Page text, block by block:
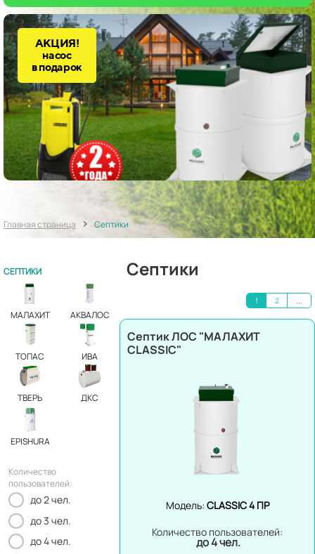
АКЦИЯ!
насос
в подарок
Главная страница > Септики
СЕПТИКИ
МАЛАХИТ
ТОПАС
ТВЕРЬ
EPISHURA
АКВАЛОС
ИВА
ДКС
Количество
пользователей:
до 2 чел.
до 3 чел.
до 4 чел.
Септики
1 2 ...
Септик ЛОС "МАЛАХИТ
CLASSIC"
Модель: CLASSIC 4 ПР
Количество пользователей:
до 4 чел.